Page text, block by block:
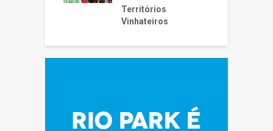
Territórios
Vinhateiros